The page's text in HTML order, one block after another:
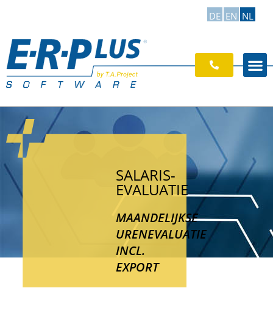
DE EN NL
SALARIS-
EVALUATIE
MAANDELIJKSE
URENEVALUATIE
INCL.
EXPORT